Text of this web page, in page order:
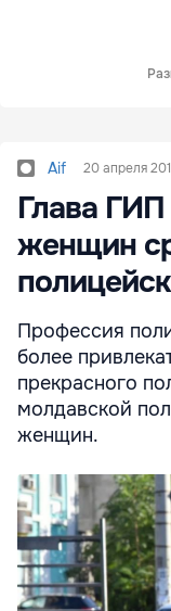
Aif 20 апреля
Глава ГИП
женщин
Профессия
более
прекрасного
молдавской
женщин.